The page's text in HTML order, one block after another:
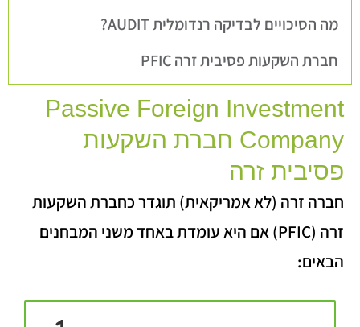
מה הסיכויים לבדיקה רנדומלית AUDIT?
חברת השקעות פסיבית זרה PFIC
Passive Foreign Investment
Company חברת השקעות
פסיבית זרה
חברה זרה (לא אמריקאית) תוגדר כחברת השקעות
זרה (PFIC) אם היא עומדת באחד משני המבחנים
הבאים: